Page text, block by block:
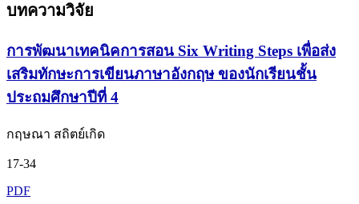
บทความวิจัย
การพัฒนาเทคนิคการสอน Six Writing Steps เพื่อส่ง
เสริมทักษะการเขียนภาษาอังกฤษ ของนักเรียนชั้น
ประถมศึกษาปีที่ 4
กฤษณา สถิตย์เกิด
17-34
PDF